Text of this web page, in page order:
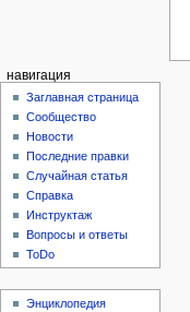
навигация
Заглавная страница
Сообщество
Новости
Последние правки
Случайная статья
Справка
Инструктаж
Вопросы и ответы
ToDo
Энциклопедия